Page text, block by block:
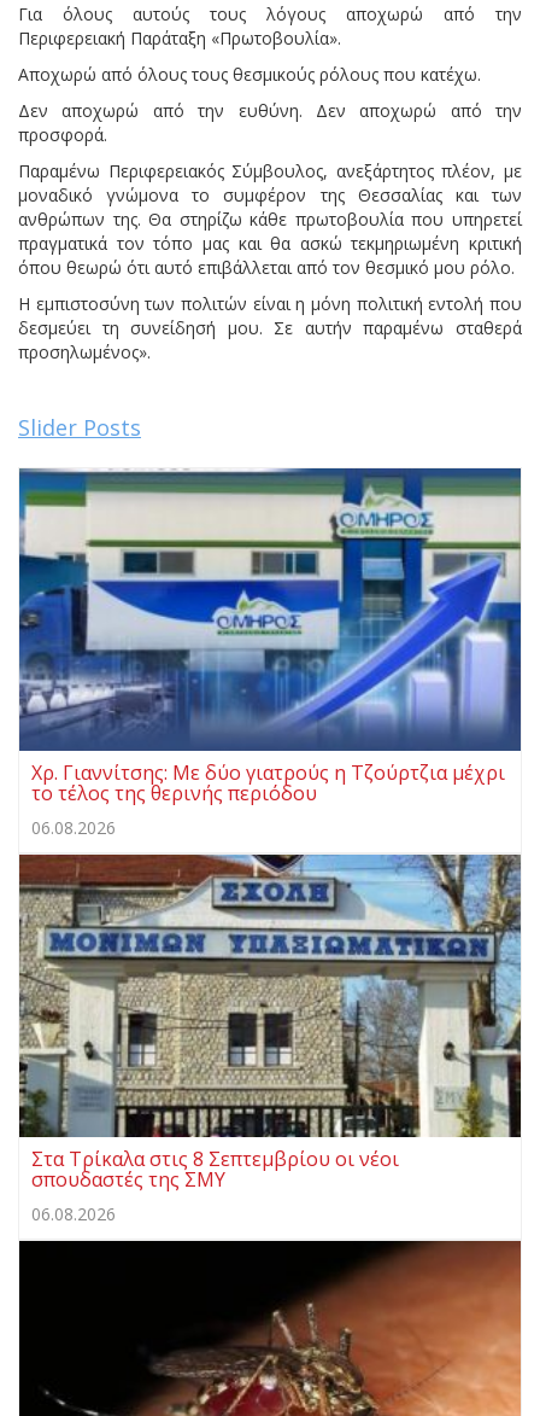
Για όλους αυτούς τους λόγους αποχωρώ από την
Περιφερειακή Παράταξη «Πρωτοβουλία».
Αποχωρώ από όλους τους θεσμικούς ρόλους που κατέχω.
Δεν αποχωρώ από την ευθύνη. Δεν αποχωρώ από την
προσφορά.
Παραμένω Περιφερειακός Σύμβουλος, ανεξάρτητος πλέον, με
μοναδικό γνώμονα το συμφέρον της Θεσσαλίας και των
ανθρώπων της. Θα στηρίζω κάθε πρωτοβουλία που υπηρετεί
πραγματικά τον τόπο μας και θα ασκώ τεκμηριωμένη κριτική
όπου θεωρώ ότι αυτό επιβάλλεται από τον θεσμικό μου ρόλο.
Η εμπιστοσύνη των πολιτών είναι η μόνη πολιτική εντολή που
δεσμεύει τη συνείδησή μου. Σε αυτήν παραμένω σταθερά
προσηλωμένος».
Slider Posts
Χρ. Γιαννίτσης: Με δύο γιατρούς η Τζούρτζια μέχρι
το τέλος της θερινής περιόδου
06.08.2026
Στα Τρίκαλα στις 8 Σεπτεμβρίου οι νέοι
σπουδαστές της ΣΜΥ
06.08.2026